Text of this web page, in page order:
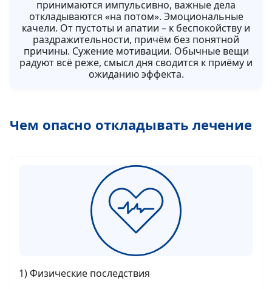
принимаются импульсивно, важные дела
откладываются «на потом». Эмоциональные
качели. От пустоты и апатии – к беспокойству и
раздражительности, причём без понятной
причины. Сужение мотивации. Обычные вещи
радуют всё реже, смысл дня сводится к приёму и
ожиданию эффекта.
Чем опасно откладывать лечение
1) Физические последствия